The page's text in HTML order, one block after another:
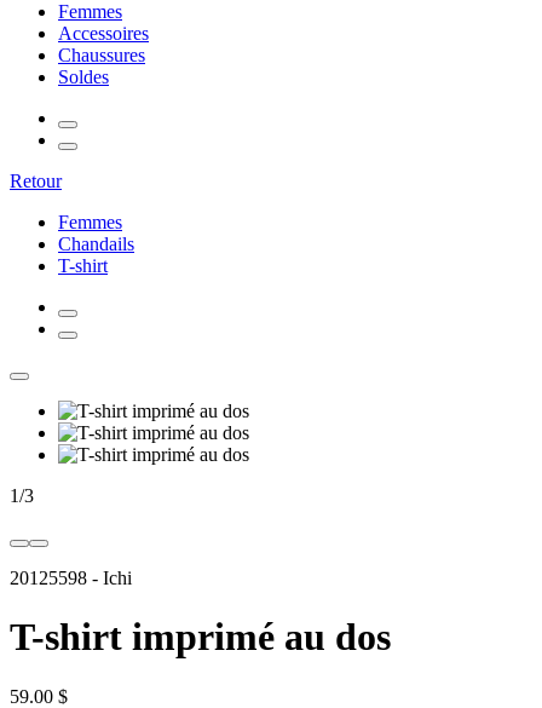
Femmes
Accessoires
Chaussures
Soldes
Retour
Femmes
Chandails
T-shirt
1/3
20125598 - Ichi
T-shirt imprimé au dos
59.00 $